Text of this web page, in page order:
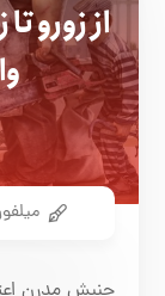
از زورو